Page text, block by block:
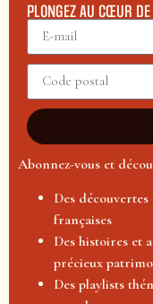
PLONGEZ AU CŒUR
Abonnez-vous et
Des
françaises
Des histoires et
précieux
Des playlists